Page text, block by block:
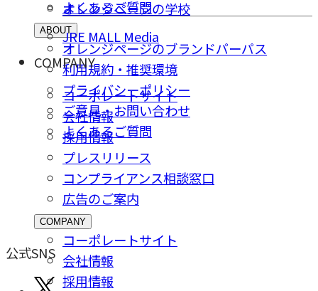
オレンジページの学校
JRE MALL Media
よくあるご質問
ABOUT
オレンジページのブランドパーパス
利用規約・推奨環境
プライバシーポリシー
ご意⾒・お問い合わせ
よくあるご質問
COMPANY
コーポレートサイト
会社情報
採⽤情報
プレスリリース
コンプライアンス相談窓⼝
広告のご案内
COMPANY
コーポレートサイト
会社情報
採⽤情報
公式SNS